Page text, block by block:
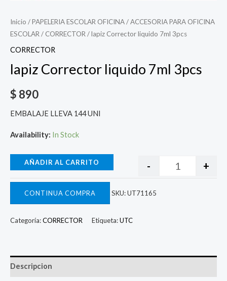
Inicio /PAPELERIA ESCOLAR OFICINA/ACCESORIA PARA OFICINA
ESCOLAR / CORRECTOR / lapiz Corrector liquido 7ml 3pcs
CORRECTOR
lapiz Corrector liquido 7ml 3pcs
$ 890
EMBALAJE LLEVA 144 UNI
Availability: In Stock
- +
AÑADIR AL CARRITO
CONTINUA COMPRA SKU:UT71165
Categoría:CORRECTOR Etiqueta:UTC
Descripcion